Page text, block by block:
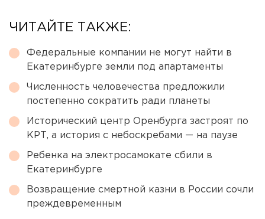
ЧИТАЙТЕ ТАКЖЕ:
Федеральные компании не могут найти в
Екатеринбурге земли под апартаменты
Численность человечества предложили
постепенно сократить ради планеты
Исторический центр Оренбурга застроят по
КРТ, а история с небоскребами — на паузе
Ребенка на электросамокате сбили в
Екатеринбурге
Возвращение смертной казни в России сочли
преждевременным